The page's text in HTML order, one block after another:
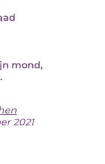
mond,
2021